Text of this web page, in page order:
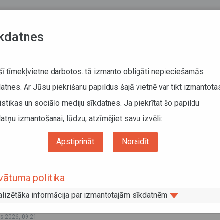
2026, 11:39
maija reģionālo autobusu maršrutos Cēsis–Līgatne un Autoosta–
2026, 09:21
tīmekļvietne darbotos, tā izmanto obligāti nepieciešamās
Ar Jūsu piekrišanu papildus šajā vietnē var tikt
un sociālo mediju sīkdatnes. Ja piekrītat šo papildu
izmantošanai, lūdzu, atzīmējiet savu izvēli:
Apstiprināt Noraidīt
politika
informācija par izmantotajām sīkdatnēm